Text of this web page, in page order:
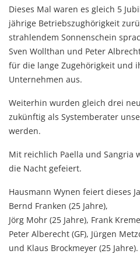
Dieses Mal waren es gleich 5
jährige Betriebszughörigkeit
strahlendem Sonnenschein
Sven Wollthan und Peter
für die lange Zugehörigkeit und
Unternehmen aus.
Weiterhin wurden gleich drei
zukünftig als Systemberater
werden.
Mit reichlich Paella und Sangria
die Nacht gefeiert.
Hausmann Wynen feiert dieses
Bernd Franken (25 Jahre),
Jörg Mohr (25 Jahre), Frank
Peter Alberecht (GF), Jürgen
und Klaus Brockmeyer (25 Jahre).